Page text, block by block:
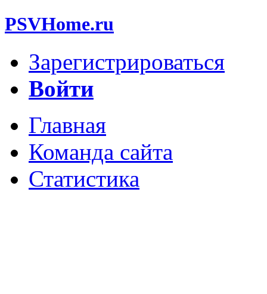
PSVHome.ru
Зарегистрироваться
Войти
Главная
Команда сайта
Статистика